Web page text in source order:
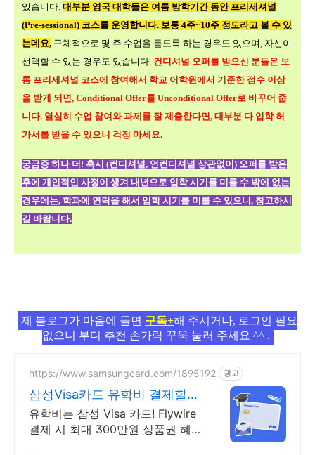
있습니다. 대부분 영국 대학들은 여름 방학기간 동안 프리세셔널
(Pre-sessional) 코스를 운영합니다. 보통 4주~10주 정도라고 볼 수 있
는데요, 구체적으로 몇 주 수업을 듣도록 하는 경우도 있으며 자신이
선택할 수 있는 경우도 있습니다 컨디셔널 오퍼를 받으신 분들은 보
통 프리세셔널 코스에 참여해서 학교 어학원에서 기준한 점수 이상
을 받게 되면 , Conditional Offer를 Unconditional Offer로 바꾸어 줍
니다. 열심히 수업 참여와 과제를 잘 제출한다면 , 대부분 다 입학 허
가서를 받을 수 있으니 걱정 마세요.
궁금증 하나 더! 혹시 (컨디셔널, 언컨디셔널 상관없이) 오퍼를 받은
후에 개인적인 사정이 생겨 내년으로 입학 시기를 미룰 수 밖에 없는
경우에는, 학과에 연락을 해서 입학 시기를 미룰 수 있으니, 참고하시
길 바랍니다.
제 블로그가 마음에 들면 구독+해 주시거나, 로그인 필요
없으니 부디 추천 손가락 꾸욱 눌러 주세요 ^^ .
https://www.samsungcard.com/1895192 광고
삼성Visa카드 유학비 결제할
땐
유학비는 삼성 Visa 카드! Flywire
결제 시 최대 300만원 상품권 혜